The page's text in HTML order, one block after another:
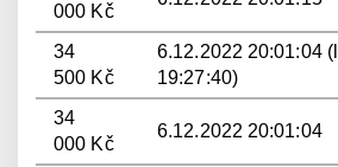
000 Kč
34
500 Kč
6.12.2022 20:01:04
19:27:40)
34
000 Kč
6.12.2022 20:01:04